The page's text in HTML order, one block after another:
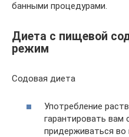
банными процедурами.
Диета с пищевой
режим
Содовая диета
Употребление
гарантировать вам
придерживаться во